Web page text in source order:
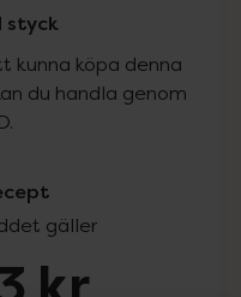
styck
kunna köpa denna
du handla genom
gäller